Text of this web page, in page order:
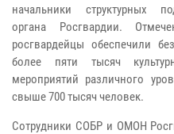
начальники структурных
органа Росгвардии.
росгвардейцы обеспечили
более пяти тысяч
мероприятий различного
свыше 700 тысяч человек.
Сотрудники СОБР и ОМОН